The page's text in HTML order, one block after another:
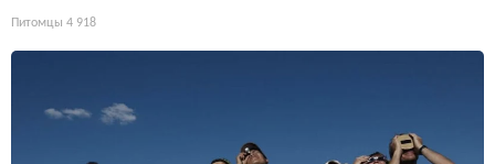
Питомцы 4 918